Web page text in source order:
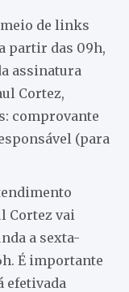
de links
partir das 09h,
assinatura
Cortez,
comprovante
(para
Cortez vai
a sexta-
É importante
efetivada